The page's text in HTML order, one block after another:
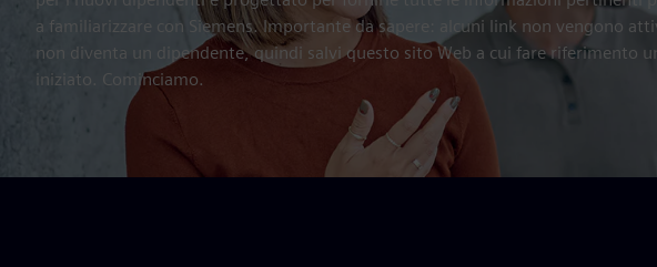
a familiarizzare con Siemens. Importante da sapere: alcuni link non vengono
non diventa un dipendente, quindi salvi questo sito Web a cui fare riferimento
iniziato. Cominciamo.